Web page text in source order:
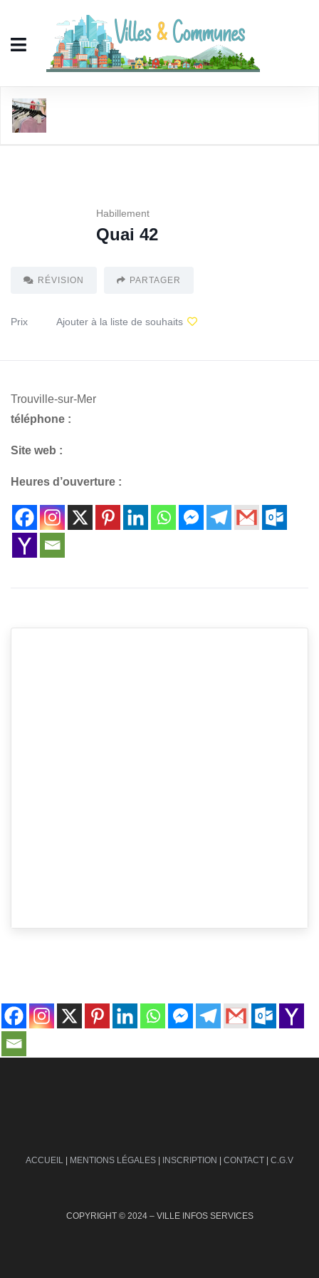
Habillement
Quai 42
RÉVISION PARTAGER
Prix Ajouter à la liste de souhaits
Trouville-sur-Mer
téléphone :
Site web :
Heures d’ouverture :
ACCUEIL | MENTIONS LÉGALES | INSCRIPTION | CONTACT | C.G.V
COPYRIGHT © 2024 – VILLE INFOS SERVICES